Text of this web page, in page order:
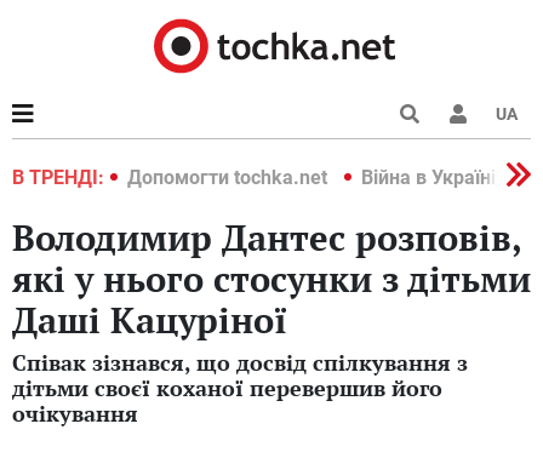
UA
В ТРЕНДІ:
2022 Допомогти tochka.net Війна в Україні 2022
Володимир Дантес розповів,
які у нього стосунки з дітьми
Даші Кацуріної
Співак зізнався, що досвід спілкування з
дітьми своєї коханої перевершив його
очікування